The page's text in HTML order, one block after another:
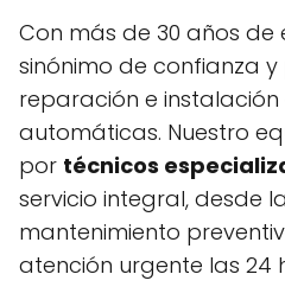
Con más de 30 años de
sinónimo de confianza
reparación e
automáticas. Nuestro
por técnicos
servicio integral, desde
mantenimiento
atención urgente las 24